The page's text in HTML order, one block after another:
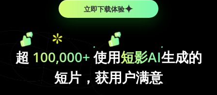
立即下载体验
超 100,000+使用短影AI生成的
短片，获用户满意